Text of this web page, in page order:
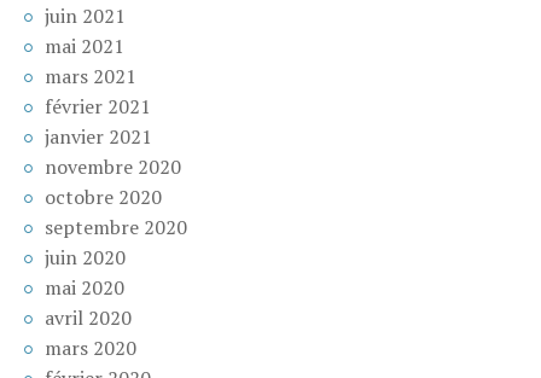
juin 2021
mai 2021
mars 2021
février 2021
janvier 2021
novembre 2020
octobre 2020
septembre 2020
juin 2020
mai 2020
avril 2020
mars 2020